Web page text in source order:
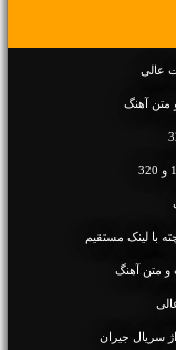
عالی
با لینک مستقیم
سریال جیران